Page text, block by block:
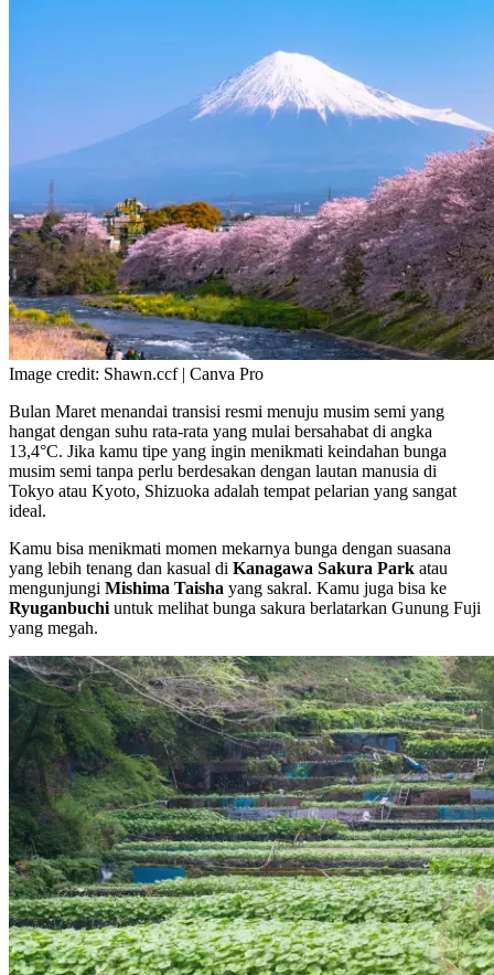
Image credit: Shawn.ccf | Canva Pro
Bulan Maret menandai transisi resmi menuju musim semi yang
hangat dengan suhu rata-rata yang mulai bersahabat di angka
13,4°C. Jika kamu tipe yang ingin menikmati keindahan bunga
musim semi tanpa perlu berdesakan dengan lautan manusia di
Tokyo atau Kyoto, Shizuoka adalah tempat pelarian yang sangat
ideal.
Kamu bisa menikmati momen mekarnya bunga dengan suasana
yang lebih tenang dan kasual di Kanagawa Sakura Park atau
mengunjungi Mishima Taisha yang sakral. Kamu juga bisa ke
Ryuganbuchi untuk melihat bunga sakura berlatarkan Gunung Fuji
yang megah.